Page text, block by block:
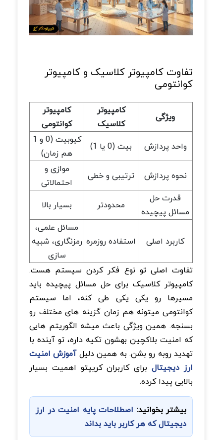
تفاوت کامپیوتر کلاسیک و کامپیوتر
کوانتومی
ویژگی
کامپیوتر
کلاسیک
کامپیوتر
کوانتومی
واحد پردازش
بیت (0 یا 1)
کیوبیت (0 و 1
هم زمان)
نحوه پردازش
ترتیبی و خطی
موازی و
احتمالاتی
قدرت حل
مسائل پیچیده
محدودتر بسیار بالا
کاربرد اصلی استفاده روزمره
مسائل علمی،
رمزنگاری، شبیه
سازی
تفاوت اصلی تو نوع فکر کردن سیستم هست.
کامپیوتر کلاسیک برای حل مسائل پیچیده باید
مسیرها رو یکی یکی طی کنه، اما سیستم
کوانتومی میتونه هم زمان گزینه های مختلف رو
بسنجه. همین ویژگی باعث میشه الگوریتم هایی
که امنیت بلاکچین بهشون تکیه داره، تو آینده با
تهدید روبه رو بشن. به همین دلیلآموزش امنیت
ارز دیجیتالبرای کاربران کریپتو اهمیت بسیار
بالایی پیدا کرده.
بیشتر بخوانید: اصطلاحات پایه امنیت در ارز
دیجیتال که هر کاربر باید بداند